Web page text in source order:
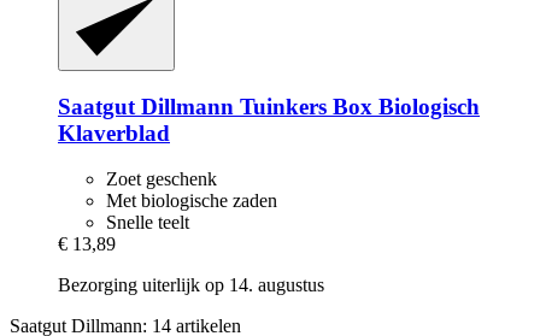
Saatgut Dillmann Tuinkers Box Biologisch
Klaverblad
Zoet geschenk
Met biologische zaden
Snelle teelt
€ 13,89
Bezorging uiterlijk op 14. augustus
Saatgut Dillmann: 14 artikelen